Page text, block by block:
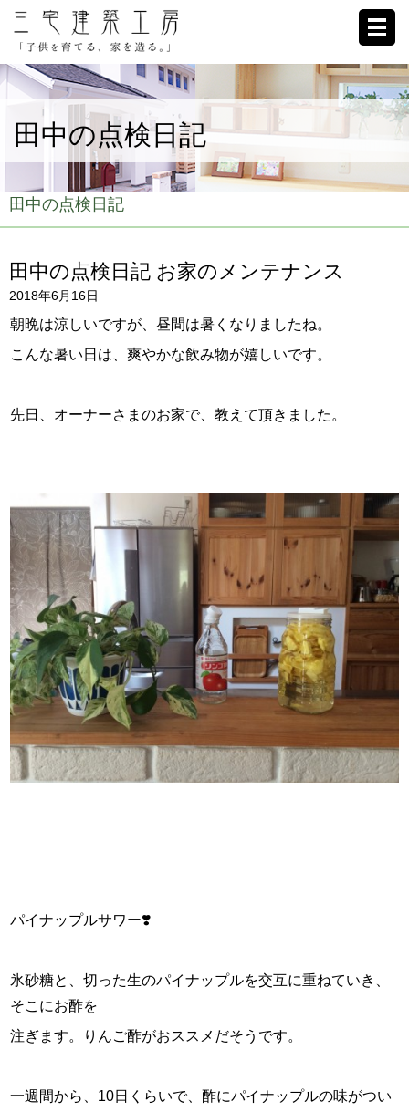
ホーム
家への想い
施工例
ブログ
リクルート
お客様の声
スタッフ紹介
田中の点検日記
田中の点検日記
田中の点検日記 お家のメンテナンス
2018年6月16日
朝晩は涼しいですが、昼間は暑くなりましたね。
こんな暑い日は、爽やかな飲み物が嬉しいです。
先日、オーナーさまのお家で、教えて頂きました。
パイナップルサワー❣️
氷砂糖と、切った生のパイナップルを交互に重ねていき、
そこにお酢を
注ぎます。りんご酢がおススメだそうです。
一週間から、10日くらいで、酢にパイナップルの味がつい